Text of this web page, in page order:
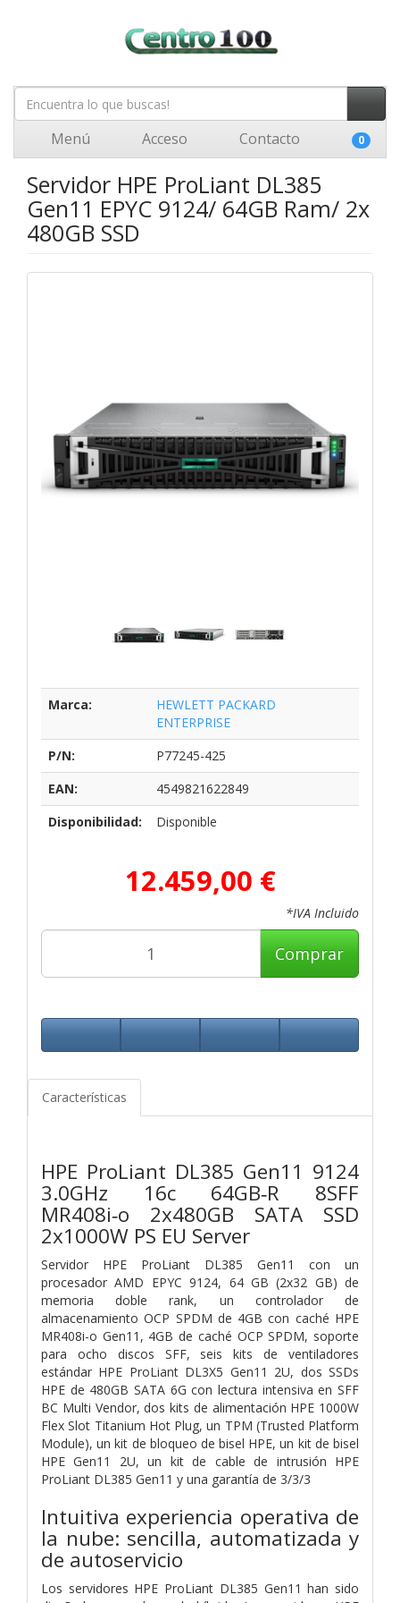
Menú Acceso Contacto 0
Servidor HPE ProLiant DL385
Gen11 EPYC 9124/ 64GB Ram/ 2x
480GB SSD
Marca:
HEWLETT PACKARD
ENTERPRISE
P/N:
P77245-425
EAN:
4549821622849
Disponibilidad:
Disponible
12.459,00 €
*IVA Incluido
Comprar
Características
HPE ProLiant DL385 Gen11 9124
3.0GHz 16c 64GB‑R 8SFF
MR408i‑o 2x480GB SATA SSD
2x1000W PS EU Server
Servidor HPE ProLiant DL385 Gen11 con un
procesador AMD EPYC 9124, 64 GB (2x32 GB) de
memoria doble rank, un controlador de
almacenamiento OCP SPDM de 4GB con caché HPE
MR408i-o Gen11, 4GB de caché OCP SPDM, soporte
para ocho discos SFF, seis kits de ventiladores
estándar HPE ProLiant DL3X5 Gen11 2U, dos SSDs
HPE de 480GB SATA 6G con lectura intensiva en SFF
BC Multi Vendor, dos kits de alimentación HPE 1000W
Flex Slot Titanium Hot Plug, un TPM (Trusted Platform
Module), un kit de bloqueo de bisel HPE, un kit de bisel
HPE Gen11 2U, un kit de cable de intrusión HPE
ProLiant DL385 Gen11 y una garantía de 3/3/3
Intuitiva experiencia operativa de
la nube: sencilla, automatizada y
de autoservicio
Los servidores HPE ProLiant DL385 Gen11 han sido